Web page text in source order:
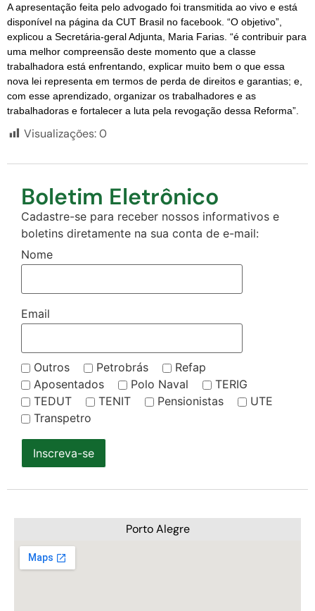
A apresentação feita pelo advogado foi transmitida ao vivo e está
disponível na página da CUT Brasil no facebook. “O objetivo”,
explicou a Secretária-geral Adjunta, Maria Farias. “é contribuir para
uma melhor compreensão deste momento que a classe
trabalhadora está enfrentando, explicar muito bem o que essa
nova lei representa em termos de perda de direitos e garantias; e,
com esse aprendizado, organizar os trabalhadores e as
trabalhadoras e fortalecer a luta pela revogação dessa Reforma”.
Visualizações:0
Boletim Eletrônico
Cadastre-se para receber nossos informativos e
boletins diretamente na sua conta de e-mail:
Nome
Email
Outros Petrobrás
Refap
Aposentados
Polo Naval
TERIG
TEDUT
TENIT Pensionistas
UTE
Transpetro
Inscreva-se
Porto Alegre